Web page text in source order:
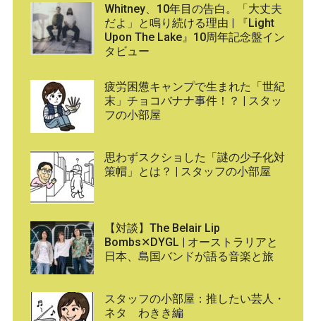
Whitney、10年目の告白。「大丈夫
だよ」と鳴り続ける理由 | 『Light
Upon The Lake』10周年記念盤イン
タビュー
疲労困憊キャンプで生まれた「世紀
末」チョコバナナ事件！？ | スタッ
フの小部屋
思わずスクショした「謎の少子化対
策帽」とは？ | スタッフの小部屋
【対談】The Belair Lip
Bombs✕DYGL | オーストラリアと
日本、島国バンドが語る音楽と旅
スタッフの小部屋：推したい芸人・
ネタ わきき編